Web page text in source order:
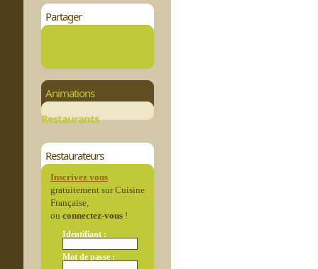
Partager
Animations
Restaurants
Restaurateurs
Inscrivez vous
gratuitement sur Cuisine
Française,
ou connectez-vous!
Identifiant :
Mot de passe :